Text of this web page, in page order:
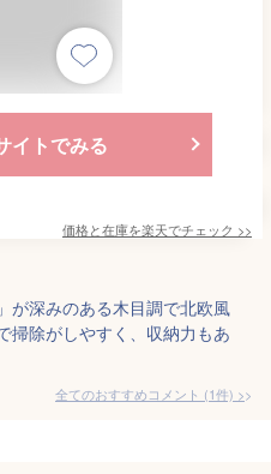
イトでみる
価格と在庫を楽天でチェック >>
が深みのある木目調で北欧風
掃除がしやすく、収納力もあ
全てのおすすめコメント (1件) >